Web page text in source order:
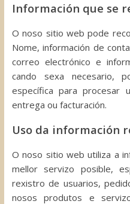
Información que se
O noso sitio web pode
Nome, información de
correo electrónico e
cando sexa necesario,
específica para procesar
entrega ou facturación.
Uso da información
O noso sitio web utiliza a
mellor servizo posible,
rexistro de usuarios,
nosos produtos e